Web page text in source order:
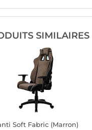
SIMILAIRES
Soft Fabric (Marron)